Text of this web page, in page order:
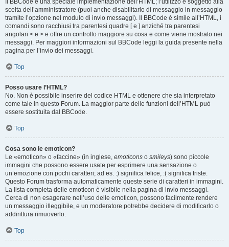
Il BBCode è una speciale implementazione dell’HTML; l’utilizzo è soggetto alla
scelta dell’amministratore (puoi anche disabilitarlo di messaggio in messaggio
tramite l’opzione nel modulo di invio messaggi). Il BBCode è simile all’HTML, i
comandi sono racchiusi tra parentesi quadre [ e ] anziché tra parentesi
angolari < e > e offre un controllo maggiore su cosa e come viene mostrato nei
messaggi. Per maggiori informazioni sul BBCode leggi la guida presente nella
pagina per l’invio dei messaggi.
Top
Posso usare l’HTML?
No. Non è possibile inserire del codice HTML e ottenere che sia interpretato
come tale in questo Forum. La maggior parte delle funzioni dell’HTML può
essere sostituita dal BBCode.
Top
Cosa sono le emoticon?
Le «emoticon» o «faccine» (in inglese, emoticons o smileys) sono piccole
immagini che possono essere usate per esprimere una sensazione o
un’emozione con pochi caratteri; ad es. :) significa felice, :( significa triste.
Questo Forum trasforma automaticamente queste serie di caratteri in immagini.
La lista completa delle emoticon è visibile nella pagina di invio messaggi.
Cerca di non esagerare nell’uso delle emoticon, possono facilmente rendere
un messaggio illeggibile, e un moderatore potrebbe decidere di modificarlo o
addirittura rimuoverlo.
Top